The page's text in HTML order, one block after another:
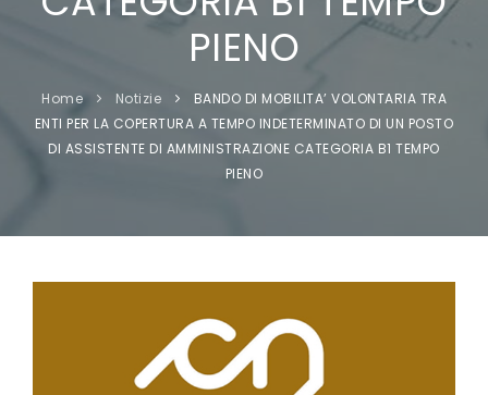
PIENO
Home Notizie
BANDO DI MOBILITA’ VOLONTARIA TRA
ENTI PER LA COPERTURA A TEMPO INDETERMINATO DI UN POSTO
DI ASSISTENTE DI AMMINISTRAZIONE CATEGORIA B1 TEMPO
PIENO